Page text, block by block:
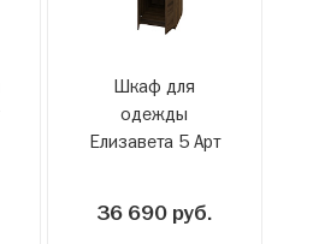
Шкаф для
одежды
Елизавета 5 Арт
36 690 руб.